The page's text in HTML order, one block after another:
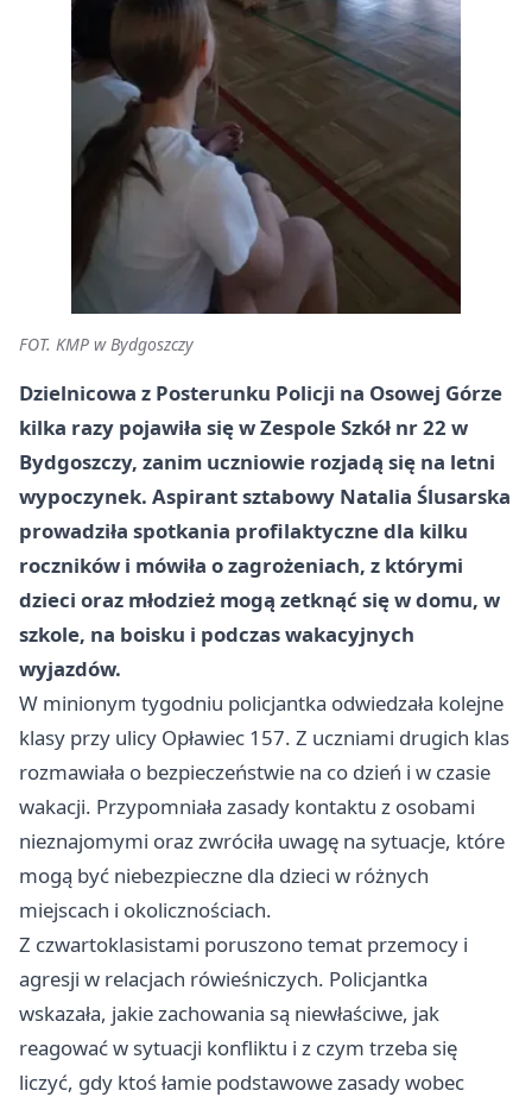
FOT. KMP w Bydgoszczy
Dzielnicowa z Posterunku Policji na Osowej Górze
kilka razy pojawiła się w Zespole Szkół nr 22 w
Bydgoszczy, zanim uczniowie rozjadą się na letni
wypoczynek. Aspirant sztabowy Natalia Ślusarska
prowadziła spotkania profilaktyczne dla kilku
roczników i mówiła o zagrożeniach, z którymi
dzieci oraz młodzież mogą zetknąć się w domu, w
szkole, na boisku i podczas wakacyjnych
wyjazdów.
W minionym tygodniu policjantka odwiedzała kolejne
klasy przy ulicy Opławiec 157. Z uczniami drugich klas
rozmawiała o bezpieczeństwie na co dzień i w czasie
wakacji. Przypomniała zasady kontaktu z osobami
nieznajomymi oraz zwróciła uwagę na sytuacje, które
mogą być niebezpieczne dla dzieci w różnych
miejscach i okolicznościach.
Z czwartoklasistami poruszono temat przemocy i
agresji w relacjach rówieśniczych. Policjantka
wskazała, jakie zachowania są niewłaściwe, jak
reagować w sytuacji konfliktu i z czym trzeba się
liczyć, gdy ktoś łamie podstawowe zasady wobec